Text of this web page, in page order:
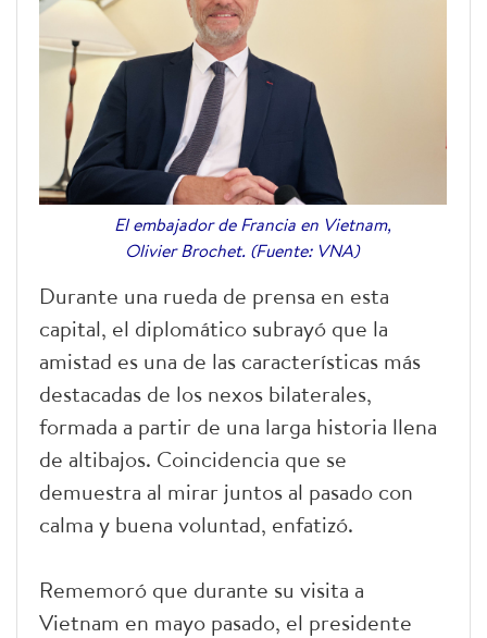
El embajador de Francia en Vietnam,
Olivier Brochet. (Fuente: VNA)
Durante una rueda de prensa en esta
capital, el diplomático subrayó que la
amistad es una de las características más
destacadas de los nexos bilaterales,
formada a partir de una larga historia llena
de altibajos. Coincidencia que se
demuestra al mirar juntos al pasado con
calma y buena voluntad, enfatizó.
Rememoró que durante su visita a
Vietnam en mayo pasado, el presidente